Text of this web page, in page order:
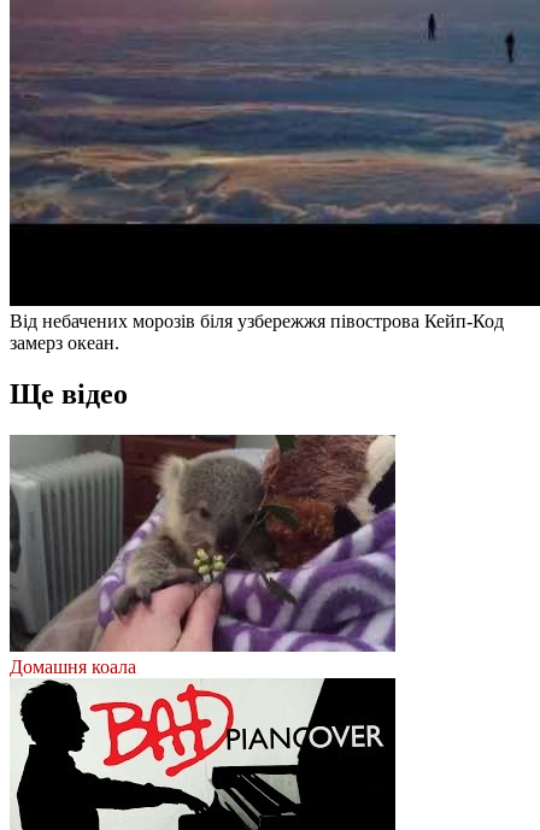
Від небачених морозів біля узбережжя півострова Кейп-Код
замерз океан.
Ще відео
Домашня коала